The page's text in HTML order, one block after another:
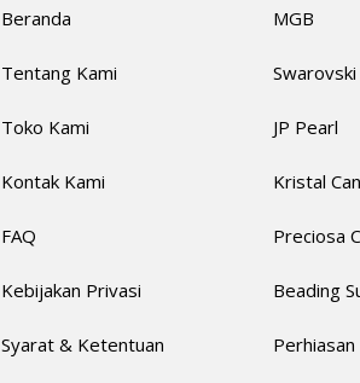
Beranda
Tentang Kami
Toko Kami
Kontak Kami
FAQ
Kebijakan Privasi
Syarat & Ketentuan
MGB
Swarovski
JP Pearl
Kristal
Preciosa
Beading
Perhiasan